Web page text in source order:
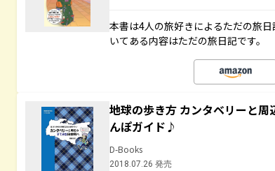
本書は4人の旅好きによるただの旅
いてある内容はただの旅日記です。
地球の歩き方 カンタベリーと
んぽガイド♪
D-Books
2018.07.26 発売